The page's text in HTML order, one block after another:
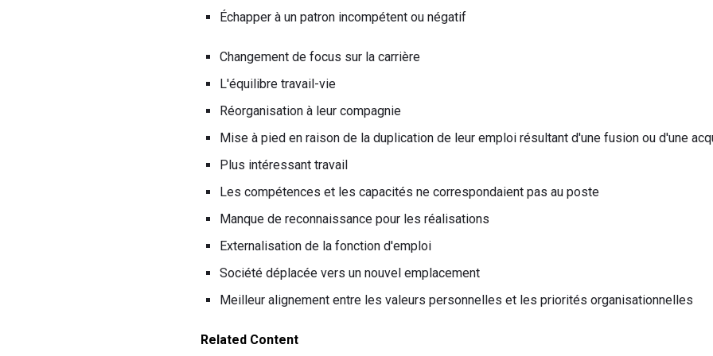
Échapper à un patron incompétent ou négatif
Changement de focus sur la carrière
L'équilibre travail-vie
Réorganisation à leur compagnie
Mise à pied en raison de la duplication de leur emploi résultant d'une fusion ou d'une
Plus intéressant travail
Les compétences et les capacités ne correspondaient pas au poste
Manque de reconnaissance pour les réalisations
Externalisation de la fonction d'emploi
Société déplacée vers un nouvel emplacement
Meilleur alignement entre les valeurs personnelles et les priorités organisationnelles
Related Content